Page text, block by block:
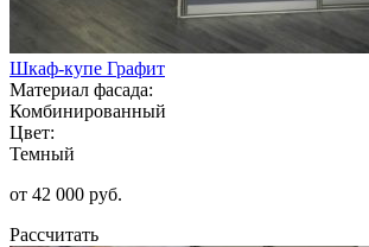
Шкаф-купе Графит
Материал фасада:
Комбинированный
Цвет:
Темный
от 42 000 руб.
Рассчитать